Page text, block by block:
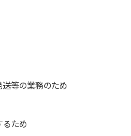
送等の業務のため
ため